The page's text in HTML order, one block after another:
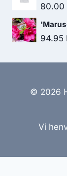
80.00
94.95
© 2026
Vi